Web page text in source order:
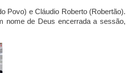
Povo) e Cláudio Roberto (Robertão).
nome de Deus encerrada a sessão,